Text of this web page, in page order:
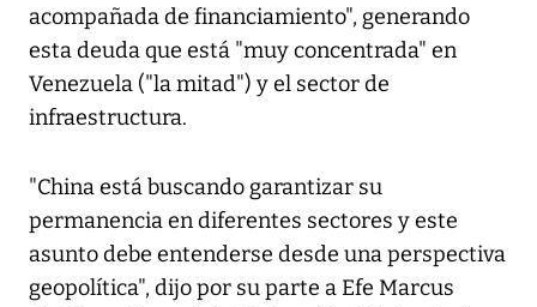
acompañada de financiamiento", generando
esta deuda que está "muy concentrada" en
Venezuela ("la mitad") y el sector de
infraestructura.
"China está buscando garantizar su
permanencia en diferentes sectores y este
asunto debe entenderse desde una perspectiva
geopolítica", dijo por su parte a Efe Marcus